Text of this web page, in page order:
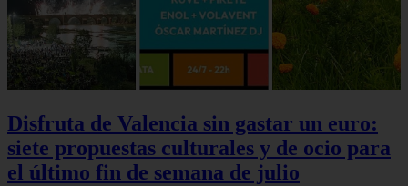
Disfruta de Valencia sin gastar un euro:
siete propuestas culturales y de ocio para
el último fin de semana de julio